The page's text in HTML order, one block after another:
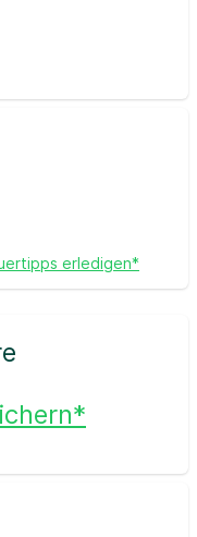
erledigen*